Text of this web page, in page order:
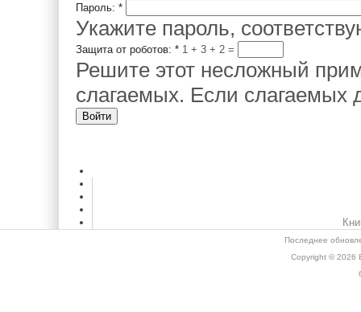
Пароль: *
Укажите пароль,
Защита от роботов: * 1 + 3 =
Решите этот несложный
слагаемых. Если слагаемых
Последнее
Copyright © 2026